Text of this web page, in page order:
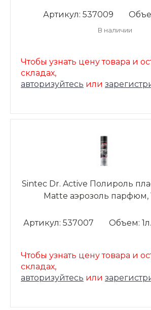
Артикул: 537009
В наличии
Чтобы узнать цену товара и
складах,
авторизуйтесь или
Sintec Dr. Active Полироль
Matte аэрозоль парфюм,
Артикул: 537007 Объем: 1л.
Чтобы узнать цену товара и
складах,
авторизуйтесь или